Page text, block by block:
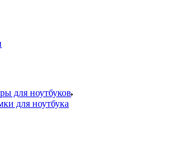
для ноутбуков
для ноутбука